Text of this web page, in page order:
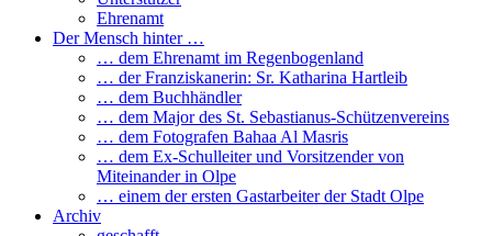
Ehrenamt
Der Mensch hinter …
… dem Ehrenamt im Regenbogenland
… der Franziskanerin: Sr. Katharina Hartleib
… dem Buchhändler
… dem Major des St. Sebastianus-Schützenvereins
… dem Fotografen Bahaa Al Masris
… dem Ex-Schulleiter und Vorsitzender von
Miteinander in Olpe
… einem der ersten Gastarbeiter der Stadt Olpe
Archiv